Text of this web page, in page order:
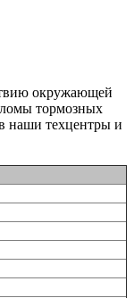
окружающей
тормозных
наши техцентры и